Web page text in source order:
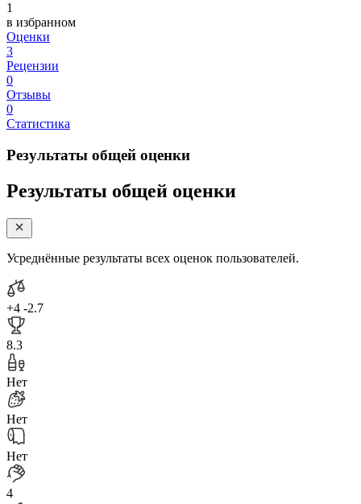
1
в избранном
Оценки
3
Рецензии
0
Отзывы
0
Статистика
Результаты общей оценки
Результаты общей оценки
Усреднённые результаты всех оценок пользователей.
+4 -2.7
8.3
Нет
Нет
Нет
4